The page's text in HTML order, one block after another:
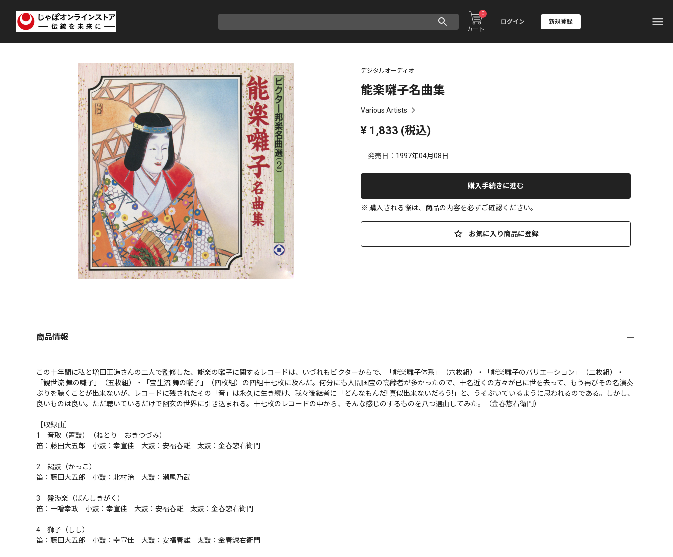
カート
0
ログイン 新規登録
デジタルオーディオ
能楽囃子名曲集
Various Artists
¥ 1,833 (税込)
発売日： 1997年04月08日
購入手続きに進む
※ 購入される際は、商品の内容を必ずご確認ください。
お気に入り商品に登録
商品情報
この十年間に私と増田正造さんの二人で監修した、能楽の囃子に関するレコードは、いづれもビクターからで、「能楽囃子体系」（六枚組）・「能楽囃子のバリエーション」（二枚組）・
「観世流 舞の囃子」（五枚組）・「宝生流 舞の囃子」（四枚組）の四組十七枚に及んだ。何分にも人間国宝の高齢者が多かったので、十名近くの方々が已に世を去って、もう再びその名演奏
ぶりを聴くことが出来ないが、レコードに残されたその「音」は永久に生き続け、我々後継者に「どんなもんだ! 真似出来ないだろう!」と、うそぶいているように思われるのである。しかし、
良いものは良い。ただ聴いているだけで幽玄の世界に引き込まれる。十七枚のレコードの中から、そんな感じのするものを八つ選曲してみた。（金春惣右衛門）
［収録曲］
1　音取（置鼓）（ねとり　おきつづみ）
笛：藤田大五郎　小鼓：幸宣佳　大鼓：安福春雄　太鼓：金春惣右衛門
2　羯鼓（かっこ）
笛：藤田大五郎　小鼓：北村治　大鼓：瀬尾乃武
3　盤渉楽（ばんしきがく）
笛：一噌幸政　小鼓：幸宣佳　大鼓：安福春雄　太鼓：金春惣右衛門
4　獅子（しし）
笛：藤田大五郎　小鼓：幸宣佳　大鼓：安福春雄　太鼓：金春惣右衛門